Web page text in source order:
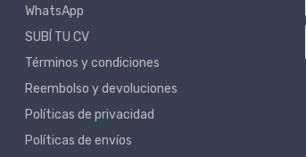
WhatsApp
SUBÍ TU CV
Términos y condiciones
Reembolso y devoluciones
Políticas de privacidad
Políticas de envíos